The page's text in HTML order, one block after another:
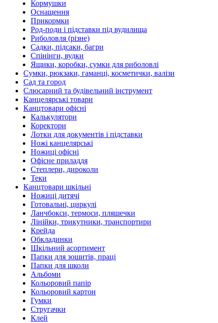
Кормушки
Оснащення
Прикормки
Род-поди і підставки під вудилища
Риболовля (різне)
Садки, підсаки, багри
Спінінги, вудки
Ящики, коробки, сумки для риболовлі
Сумки, рюкзаки, гаманці, косметички, валізи
Сад та город
Слюсарний та будівельний інструмент
Канцелярські товари
Канцтовари офісні
Калькулятори
Коректори
Лотки для документів і підставки
Ножі канцелярські
Ножиці офісні
Офісне приладдя
Степлери, дироколи
Теки
Канцтовари шкільні
Ножиці дитячі
Готовальні, циркулі
Ланчбокси, термоси, пляшечки
Лінійки, трикутники, транспортири
Крейда
Обкладинки
Шкільний асортимент
Папки для зошитів, праці
Папки для школи
Альбоми
Кольоровий папір
Кольоровий картон
Гумки
Стругачки
Клей